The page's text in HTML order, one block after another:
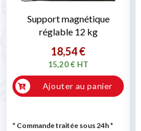
Support magnétique
réglable 12 kg
18,54 €
15,20 € HT
Ajouter au panier
* Commande traitée sous 24h*